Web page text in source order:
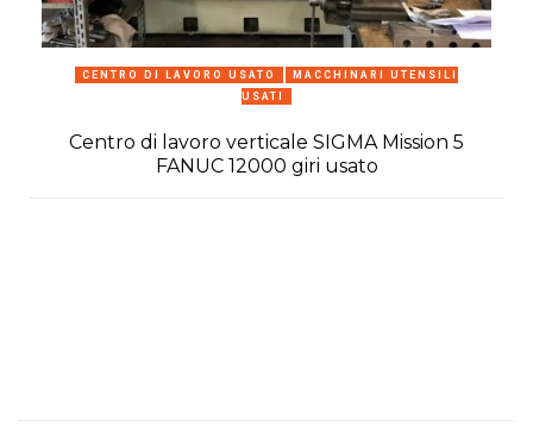
CENTRO DI LAVORO USATO
MACCHINARI UTENSILI
USATI
Centro di lavoro verticale SIGMA Mission 5
FANUC 12000 giri usato